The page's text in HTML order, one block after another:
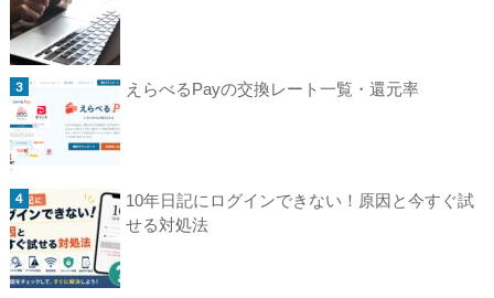
えらべるPayの交換レート一覧・還元率
10年日記にログインできない！原因と今すぐ試
せる対処法